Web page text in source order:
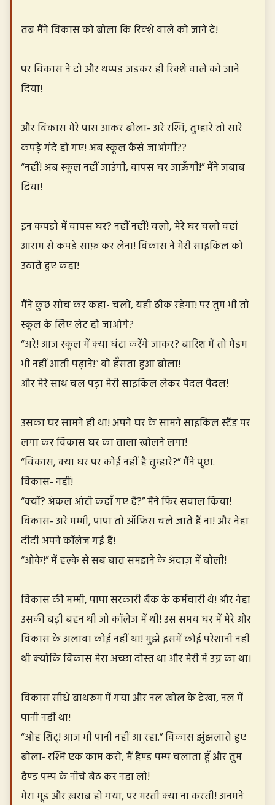
तब मैंने विकास को बोला कि रिक्शे वाले को जाने दे!
पर विकास ने दो और थप्पड़ जड़कर ही रिक्शे वाले को जाने
दिया!
और विकास मेरे पास आकर बोला- अरे रश्मि, तुम्हारे तो सारे
कपड़े गंदे हो गए! अब स्कूल कैसे जाओगी??
“नहीं! अब स्कूल नहीं जाउंगी, वापस घर जाऊँगी!” मैंने जबाब
दिया!
इन कपड़ो में वापस घर? नहीं नहीं! चलो, मेरे घर चलो वहां
आराम से कपडे साफ़ कर लेना! विकास ने मेरी साइकिल को
उठाते हुए कहा!
मैंने कुछ सोच कर कहा- चलो, यही ठीक रहेगा! पर तुम भी तो
स्कूल के लिए लेट हो जाओगे?
“अरे! आज स्कूल में क्या घंटा करेंगे जाकर? बारिश में तो मैडम
भी नहीं आती पढ़ाने!” वो हँसता हुआ बोला!
और मेरे साथ चल पड़ा मेरी साइकिल लेकर पैदल पैदल!
उसका घर सामने ही था! अपने घर के सामने साइकिल स्टैंड पर
लगा कर विकास घर का ताला खोलने लगा!
“विकास, क्या घर पर कोई नहीं है तुम्हारे?” मैंने पूछा.
विकास- नहीं!
“क्यों? अंकल आंटी कहाँ गए हैं?” मैंने फिर सवाल किया!
विकास- अरे मम्मी, पापा तो ऑफिस चले जाते हैं ना! और नेहा
दीदी अपने कॉलेज गई हैं!
“ओके!” मैं हल्के से सब बात समझने के अंदाज़ में बोली!
विकास की मम्मी, पापा सरकारी बैंक के कर्मचारी थे! और नेहा
उसकी बड़ी बहन थी जो कॉलेज में थी! उस समय घर में मेरे और
विकास के अलावा कोई नहीं था! मुझे इसमें कोई परेशानी नहीं
थी क्योंकि विकास मेरा अच्छा दोस्त था और मेरी में उम्र का था।
विकास सीधे बाथरूम में गया और नल खोल के देखा, नल में
पानी नहीं था!
“ओह शिट्! आज भी पानी नहीं आ रहा.” विकास झुंझलाते हुए
बोला- रश्मि एक काम करो, मैं हैण्ड पम्प चलाता हूँ और तुम
हैण्ड पम्प के नीचे बैठ कर नहा लो!
मेरा मूड और ख़राब हो गया, पर मरती क्या ना करती! अनमने